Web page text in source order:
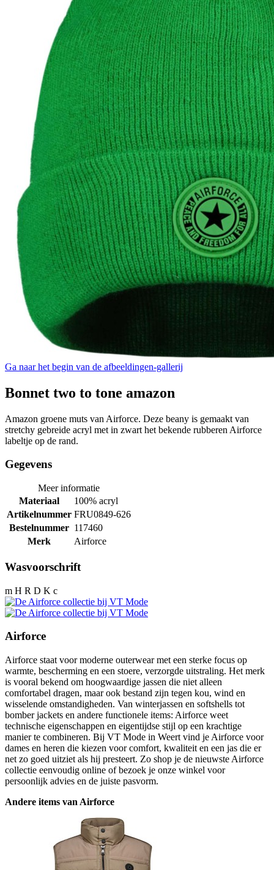
Ga naar het begin van de afbeeldingen-gallerij
Bonnet two to tone amazon
Amazon groene muts van Airforce. Deze beany is gemaakt van
stretchy gebreide acryl met in zwart het bekende rubberen Airforce
labeltje op de rand.
Gegevens
Meer informatie
Materiaal
100% acryl
Artikelnummer FRU0849-626
Bestelnummer 117460
Merk
Airforce
Wasvoorschrift
m H R D K c
Airforce
Airforce staat voor moderne outerwear met een sterke focus op
warmte, bescherming en een stoere, verzorgde uitstraling. Het merk
is vooral bekend om hoogwaardige jassen die niet alleen
comfortabel dragen, maar ook bestand zijn tegen kou, wind en
wisselende omstandigheden. Van winterjassen en softshells tot
bomber jackets en andere functionele items: Airforce weet
technische eigenschappen en eigentijdse stijl op een krachtige
manier te combineren. Bij VT Mode in Weert vind je Airforce voor
dames en heren die kiezen voor comfort, kwaliteit en een jas die er
net zo goed uitziet als hij presteert. Zo shop je de nieuwste Airforce
collectie eenvoudig online of bezoek je onze winkel voor
persoonlijk advies en de juiste pasvorm.
Andere items van Airforce